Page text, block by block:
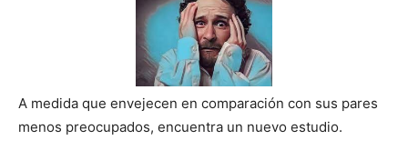
A medida que envejecen en comparación con sus pares
menos preocupados, encuentra un nuevo estudio.